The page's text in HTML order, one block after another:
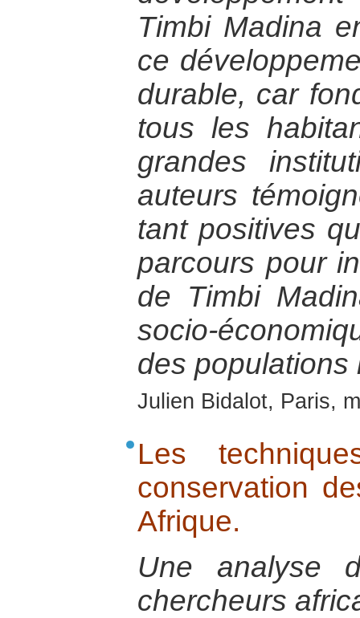
Timbi Madina
ce
durable, car
tous les
grandes
auteurs
tant positives
parcours pour
de Timbi
socio-
des populations
Julien Bidalot, Paris,
Les
conservation
Afrique.
Une analyse
chercheurs